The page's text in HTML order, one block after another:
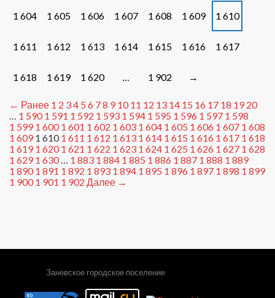
ответственность
navigation
1 604 1 605 1 606 1 607 1 608 1 609 1 610
1 611 1 612 1 613 1 614 1 615 1 616 1 617
1 618 1 619 1 620 … 1 902 →
← Ранее 1 2 34 5 6 78 9 10 11 12 13 14 15 16 17 18 19 20
… 1 590 1 591 1 592 1 593 1 594 1 595 1 596 1 597 1 598
1 599 1 600 1 601 1 602 1 603 1 604 1 605 1 606 1 607 1 608
1 609 1 610 1 611 1 612 1 613 1 614 1 615 1 616 1 617 1 618
1 619 1 620 1 621 1 622 1 623 1 624 1 625 1 626 1 627 1 628
1 629 1 630… 1 883 1 884 1 885 1 886 1 887 1 888 1 889
1 890 1 891 1 892 1 893 1 894 1 895 1 896 1 897 1 898 1 899
1 900 1 901 1 902 Далее →
Заневское городское поселение